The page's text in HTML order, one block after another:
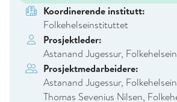
Koordinerende institutt:
Folkehelseinstituttet
Prosjektleder:
Astanand Jugessur,
Prosjektmedarbeidere:
Astanand Jugessur,
Thomas Sevenius Nilsen,